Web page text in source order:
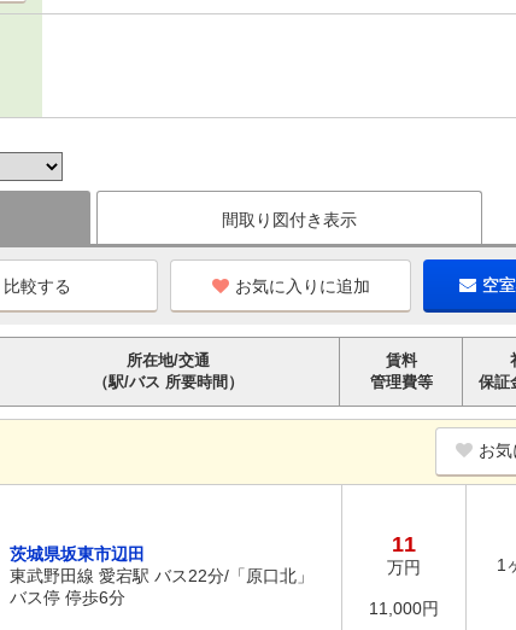
間取り図付き表示
お気に入りに追加 空
所在地/交通
（駅/バス 所要時間）
賃料
管理費等
保証
お
茨城県坂東市辺田
東武野田線 愛宕駅 バス22分/「原口北」
バス停 停歩6分
11
万円
11,000円
1